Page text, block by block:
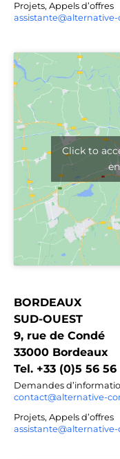
Projets, Appels d’offres
Click to
BORDEAUX
SUD-OUEST
9, rue de Condé
33000 Bordeaux
Tel. +33 (0)5 56 56
Demandes
contact@alternative-
Projets, Appels d’offres